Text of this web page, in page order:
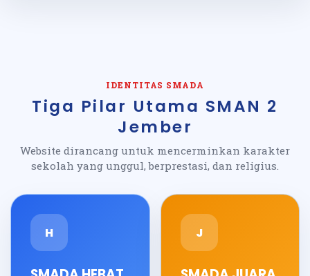
IDENTITAS SMADA
Tiga Pilar Utama SMAN 2
Jember
Website dirancang untuk mencerminkan karakter
sekolah yang unggul, berprestasi, dan religius.
H J